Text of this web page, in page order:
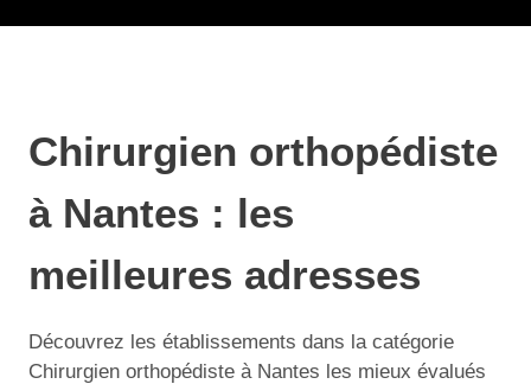
Chirurgien orthopédiste
à Nantes : les
meilleures adresses
Découvrez les établissements dans la catégorie
Chirurgien orthopédiste à Nantes les mieux évalués